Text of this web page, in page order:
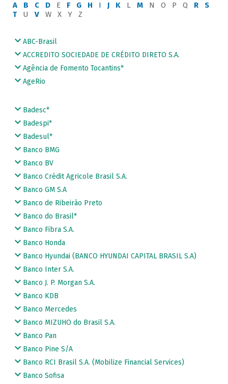
A B C DE F G H I J KL MN O P Q R
S
TU VW X Y Z
ABC-Brasil
ACCREDITO SOCIEDADE DE CRÉDITO DIRETO S.A.
Agência de Fomento Tocantins*
AgeRio
Badesc*
Badespi*
Badesul*
Banco BMG
Banco BV
Banco Crédit Agricole Brasil S.A.
Banco GM S.A
Banco de Ribeirão Preto
Banco do Brasil*
Banco Fibra S.A.
Banco Honda
Banco Hyundai (BANCO HYUNDAI CAPITAL BRASIL S.A)
Banco Inter S.A.
Banco J. P. Morgan S.A.
Banco KDB
Banco Mercedes
Banco MIZUHO do Brasil S.A.
Banco Pan
Banco Pine S/A
Banco RCI Brasil S.A. (Mobilize Financial Services)
Banco Sofisa